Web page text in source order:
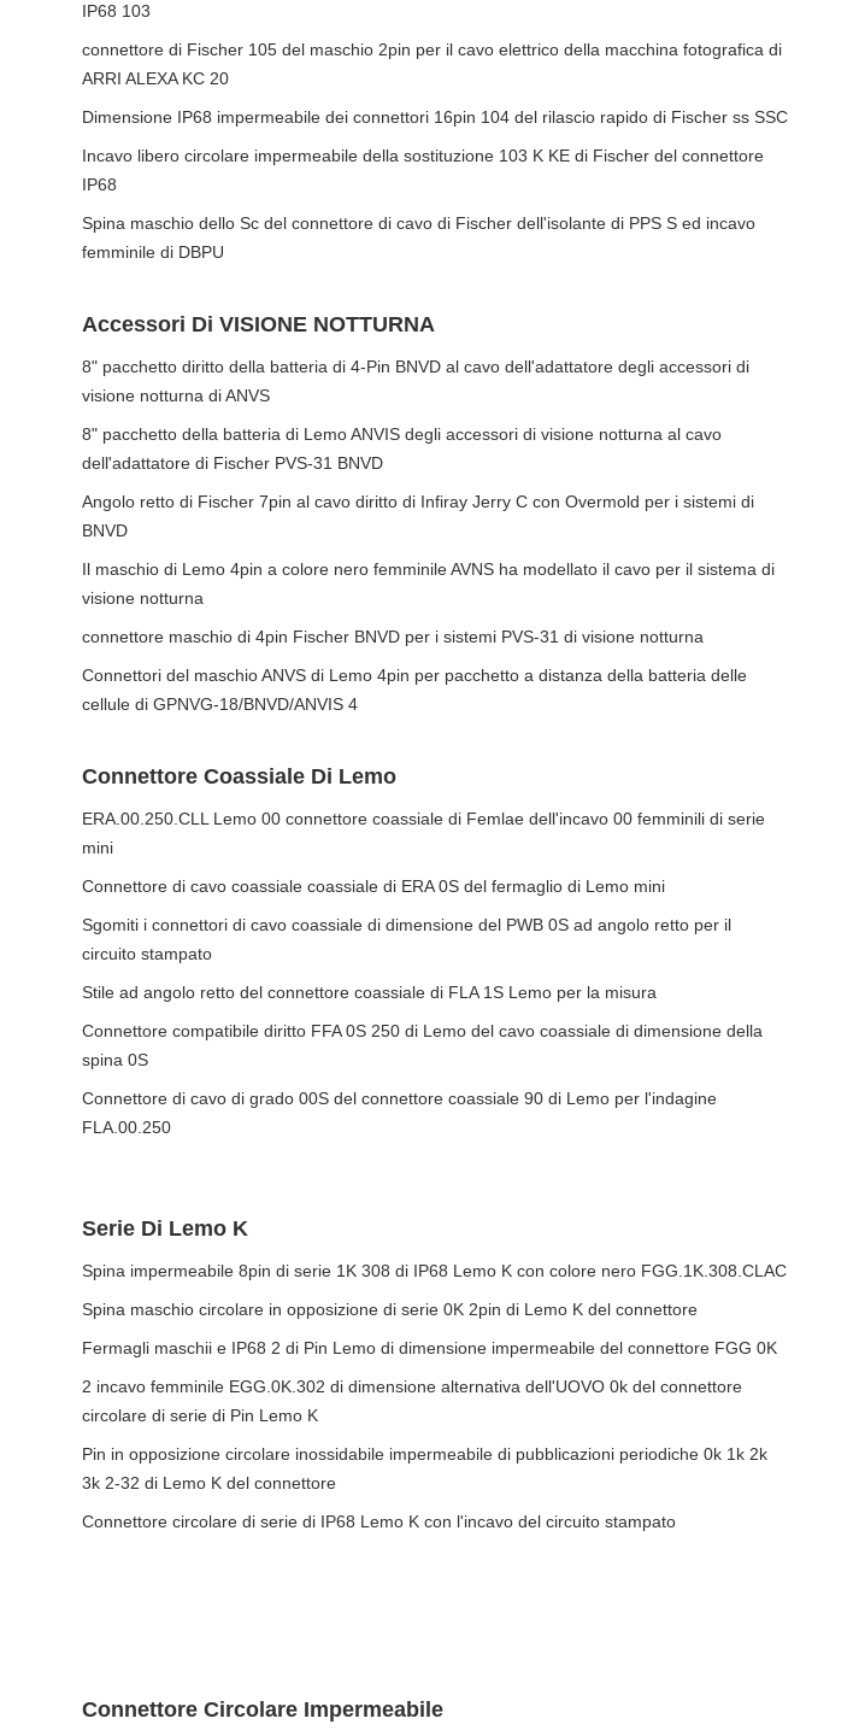
IP68 103
connettore di Fischer 105 del maschio 2pin per il cavo elettrico della macchina fotografica di
ARRI ALEXA KC 20
Dimensione IP68 impermeabile dei connettori 16pin 104 del rilascio rapido di Fischer ss SSC
Incavo libero circolare impermeabile della sostituzione 103 K KE di Fischer del connettore
IP68
Spina maschio dello Sc del connettore di cavo di Fischer dell'isolante di PPS S ed incavo
femminile di DBPU
Accessori Di VISIONE NOTTURNA
8" pacchetto diritto della batteria di 4-Pin BNVD al cavo dell'adattatore degli accessori di
visione notturna di ANVS
8" pacchetto della batteria di Lemo ANVIS degli accessori di visione notturna al cavo
dell'adattatore di Fischer PVS-31 BNVD
Angolo retto di Fischer 7pin al cavo diritto di Infiray Jerry C con Overmold per i sistemi di
BNVD
Il maschio di Lemo 4pin a colore nero femminile AVNS ha modellato il cavo per il sistema di
visione notturna
connettore maschio di 4pin Fischer BNVD per i sistemi PVS-31 di visione notturna
Connettori del maschio ANVS di Lemo 4pin per pacchetto a distanza della batteria delle
cellule di GPNVG-18/BNVD/ANVIS 4
Connettore Coassiale Di Lemo
ERA.00.250.CLL Lemo 00 connettore coassiale di Femlae dell'incavo 00 femminili di serie
mini
Connettore di cavo coassiale coassiale di ERA 0S del fermaglio di Lemo mini
Sgomiti i connettori di cavo coassiale di dimensione del PWB 0S ad angolo retto per il
circuito stampato
Stile ad angolo retto del connettore coassiale di FLA 1S Lemo per la misura
Connettore compatibile diritto FFA 0S 250 di Lemo del cavo coassiale di dimensione della
spina 0S
Connettore di cavo di grado 00S del connettore coassiale 90 di Lemo per l'indagine
FLA.00.250
Serie Di Lemo K
Spina impermeabile 8pin di serie 1K 308 di IP68 Lemo K con colore nero FGG.1K.308.CLAC
Spina maschio circolare in opposizione di serie 0K 2pin di Lemo K del connettore
Fermagli maschii e IP68 2 di Pin Lemo di dimensione impermeabile del connettore FGG 0K
2 incavo femminile EGG.0K.302 di dimensione alternativa dell'UOVO 0k del connettore
circolare di serie di Pin Lemo K
Pin in opposizione circolare inossidabile impermeabile di pubblicazioni periodiche 0k 1k 2k
3k 2-32 di Lemo K del connettore
Connettore circolare di serie di IP68 Lemo K con l'incavo del circuito stampato
Connettore Circolare Impermeabile